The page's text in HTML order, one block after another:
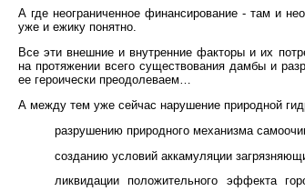
А где неограниченное финансирование - там и
уже и ежику понятно.
Все эти внешние и внутренние факторы и их
на протяжении всего существования дамбы и
ее героически преодолеваем…
А между тем уже сейчас нарушение природной
разрушению природного механизма
созданию условий аккамуляции
ликвидации положительного эффекта